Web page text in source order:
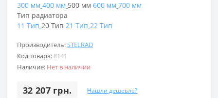
Производитель:STELRAD
Код товара: 8141
Наличие: Нет в наличии
32 207 грн. Нашли дешевле?
300 мм 400 мм 500 мм 600 мм 700 мм
Тип радиатора
11 Тип 20 Тип 21 Тип 22 Тип